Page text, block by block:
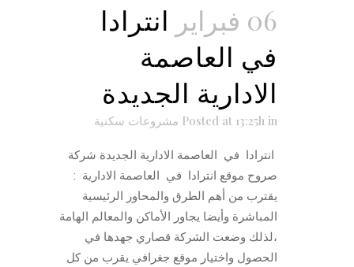
06 فبراير
انترادا
في العاصمة
الادارية الجديدة
Posted at 13:25h in مشروعات سكنية
انترادا في العاصمة الادارية الجديدة شركة
صروح موقع انترادا في العاصمة الادارية :
يقترب من أهم الطرق والمحاور الرئيسية
المباشرة وأيضا يجاور الأماكن والمعالم الهامة
،لذلك وضعت الشركة قصاري جهدها في
الحصول واختيار موقع جغرافي يقرب من كل